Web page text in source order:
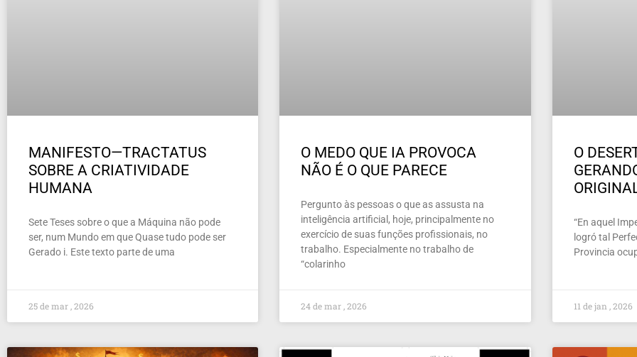
MANIFESTO—TRACTATUS
SOBRE A CRIATIVIDADE
HUMANA
Sete Teses sobre o que a Máquina não pode
ser, num Mundo em que Quase tudo pode ser
Gerado i. Este texto parte de uma
25 de mar , 2026
O MEDO QUE IA PROVOCA
NÃO É O QUE PARECE
Pergunto às pessoas o que as assusta na
inteligência artificial, hoje, principalmente no
exercício de suas funções profissionais, no
trabalho. Especialmente no trabalho de
“colarinho
24 de mar , 2026
O
“En aquel
logró tal
Provincia
11 de jan , 2026